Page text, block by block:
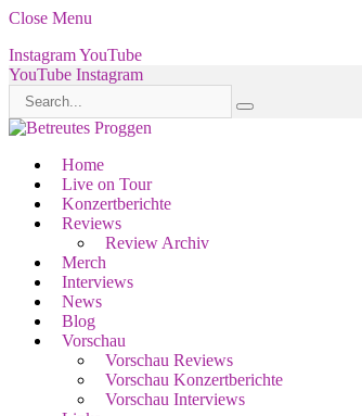
Close Menu
InstagramYouTube
YouTube Instagram
Home
Live on Tour
Konzertberichte
Reviews
Review Archiv
Merch
Interviews
News
Blog
Vorschau
Vorschau Reviews
Vorschau Konzertberichte
Vorschau Interviews